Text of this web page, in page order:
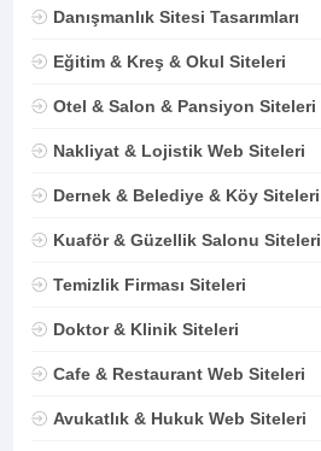
Danışmanlık Sitesi Tasarımları
Eğitim & Kreş & Okul Siteleri
Otel & Salon & Pansiyon Siteleri
Nakliyat & Lojistik Web Siteleri
Dernek & Belediye & Köy Siteleri
Kuaför & Güzellik Salonu Siteleri
Temizlik Firması Siteleri
Doktor & Klinik Siteleri
Cafe & Restaurant Web Siteleri
Avukatlık & Hukuk Web Siteleri